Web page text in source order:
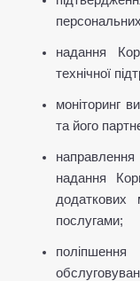
надання
технічної
моніторинг
та його
надання
додаткових
послугами;